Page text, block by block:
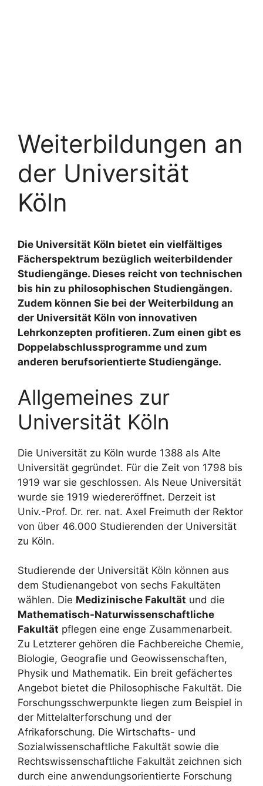
Weiterbildungen an
der Universität
Köln
Die Universität Köln bietet ein vielfältiges
Fächerspektrum bezüglich weiterbildender
Studiengänge. Dieses reicht von technischen
bis hin zu philosophischen Studiengängen.
Zudem können Sie bei der Weiterbildung an
der Universität Köln von innovativen
Lehrkonzepten profitieren. Zum einen gibt es
Doppelabschlussprogramme und zum
anderen berufsorientierte Studiengänge.
Allgemeines zur
Universität Köln
Die Universität zu Köln wurde 1388 als Alte
Universität gegründet. Für die Zeit von 1798 bis
1919 war sie geschlossen. Als Neue Universität
wurde sie 1919 wiedereröffnet. Derzeit ist
Univ.-Prof. Dr. rer. nat. Axel Freimuth der Rektor
von über 46.000 Studierenden der Universität
zu Köln.
Studierende der Universität Köln können aus
dem Studienangebot von sechs Fakultäten
wählen. Die Medizinische Fakultät und die
Mathematisch-Naturwissenschaftliche
Fakultät pflegen eine enge Zusammenarbeit.
Zu Letzterer gehören die Fachbereiche Chemie,
Biologie, Geografie und Geowissenschaften,
Physik und Mathematik. Ein breit gefächertes
Angebot bietet die Philosophische Fakultät. Die
Forschungsschwerpunkte liegen zum Beispiel in
der Mittelalterforschung und der
Afrikaforschung. Die Wirtschafts- und
Sozialwissenschaftliche Fakultät sowie die
Rechtswissenschaftliche Fakultät zeichnen sich
durch eine anwendungsorientierte Forschung